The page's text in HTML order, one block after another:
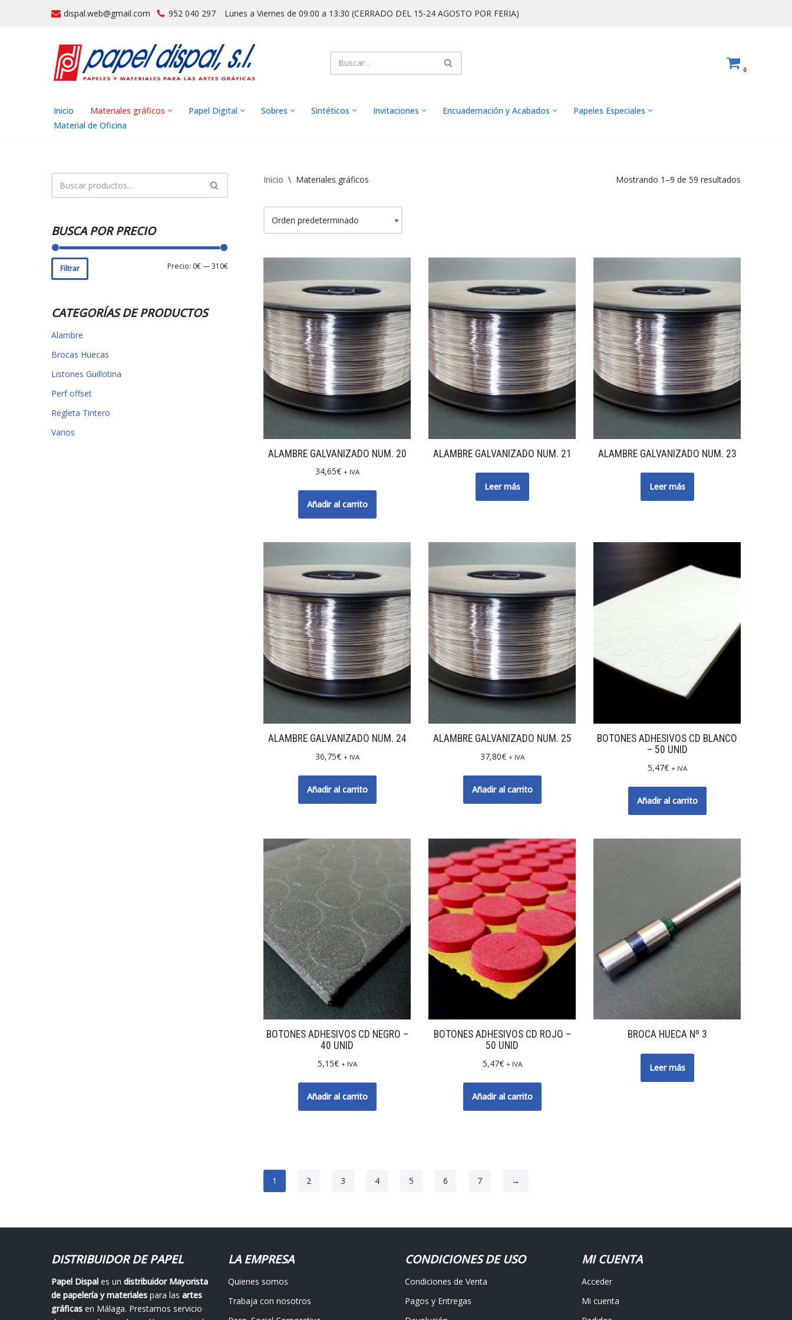
dispal.web@gmail.com 952 040 297 Lunes a Viernes de 09:00 a 13:30 (CERRADO DEL 15-24 AGOSTO POR FERIA)
0
Inicio Materiales gráficos Papel Digital Sobres Sintéticos Invitaciones Encuadernación y Acabados
Papeles Especiales
Material de Oficina
BUSCA POR PRECIO
Filtrar Precio: 0€—310€
CATEGORÍAS DE PRODUCTOS
Alambre
Brocas Huecas
Listones Guillotina
Perf offset
Regleta Tintero
Varios
Inicio \ Materiales gráficos Mostrando 1–9 de 59 resultados
ALAMBRE GALVANIZADO NUM. 20
34,65€ + IVA
Añadir al carrito
ALAMBRE GALVANIZADO NUM. 21
Leer más
ALAMBRE GALVANIZADO NUM. 23
Leer más
ALAMBRE GALVANIZADO NUM. 24
36,75€ + IVA
Añadir al carrito
ALAMBRE GALVANIZADO NUM. 25
37,80€ + IVA
Añadir al carrito
BOTONES ADHESIVOS CD BLANCO
– 50 UNID
5,47€ + IVA
Añadir al carrito
BOTONES ADHESIVOS CD NEGRO –
40 UNID
5,15€ + IVA
Añadir al carrito
BOTONES ADHESIVOS CD ROJO –
50 UNID
5,47€ + IVA
Añadir al carrito
BROCA HUECA Nº 3
Leer más
1 2 3 4 5 6 7 →
DISTRIBUIDOR DE PAPEL
Papel Dispal es un distribuidor Mayorista
de papelería y materiales para las artes
gráficas en Málaga. Prestamos servicio
LA EMPRESA
Quienes somos
Trabaja con nosotros
CONDICIONES DE USO
Condiciones de Venta
Pagos y Entregas
MI CUENTA
Acceder
Mi cuenta